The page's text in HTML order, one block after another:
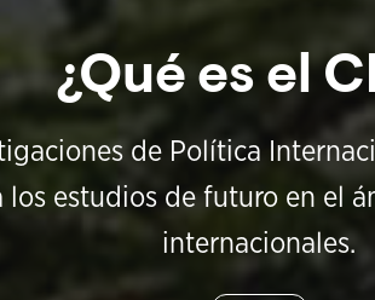
¿Qué es el
de Política
los estudios de futuro en el
internacionales.